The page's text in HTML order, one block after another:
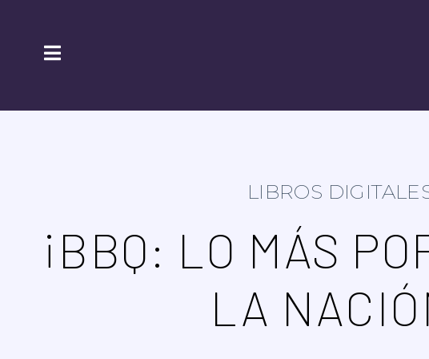
LIBROS
¡BBQ: LO MÁS
LA